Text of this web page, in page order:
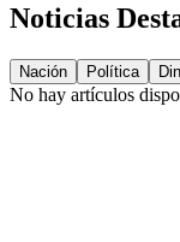
Noticias
Nación Política
No hay artículos